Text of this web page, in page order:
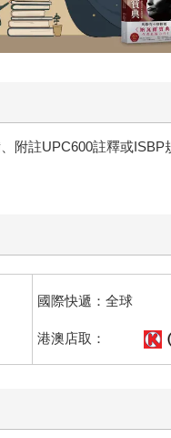
附註UPC600註釋或
國際快遞：全球
港澳店取：